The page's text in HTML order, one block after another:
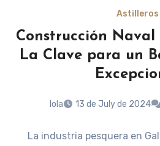
Astilleros
Construcción Naval
La Clave para un
lola 13 de July de 2024
La industria pesquera en